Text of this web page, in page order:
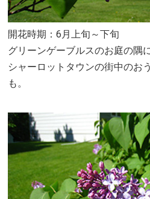
開花時期：6月上旬～下旬
グリーンゲーブルスのお庭の隅
シャーロットタウンの街中のお
も。